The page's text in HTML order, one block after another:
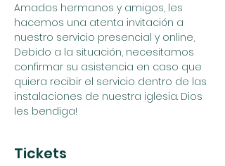
Amados hermanos y amigos, les
hacemos una atenta invitación a
nuestro servicio presencial y online,
Debido a la situación, necesitamos
confirmar su asistencia en caso que
quiera recibir el servicio dentro de las
instalaciones de nuestra iglesia. Dios
les bendiga!
Tickets